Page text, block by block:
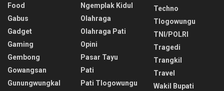
Food
Gabus
Gadget
Gaming
Gembong
Gowangsan
Gunungwungkal
Ngemplak Kidul
Olahraga
Olahraga Pati
Opini
Pasar Tayu
Pati
Pati Tlogowungu
Techno
Tlogowungu
TNI/POLRI
Tragedi
Trangkil
Travel
Wakil Bupati